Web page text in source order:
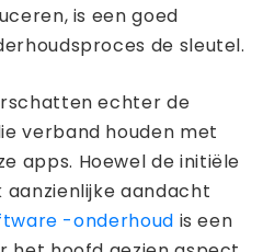
is een goed
de sleutel.
echter de
verband houden met
apps. Hoewel de initiële
aandacht
-onderhoud is een